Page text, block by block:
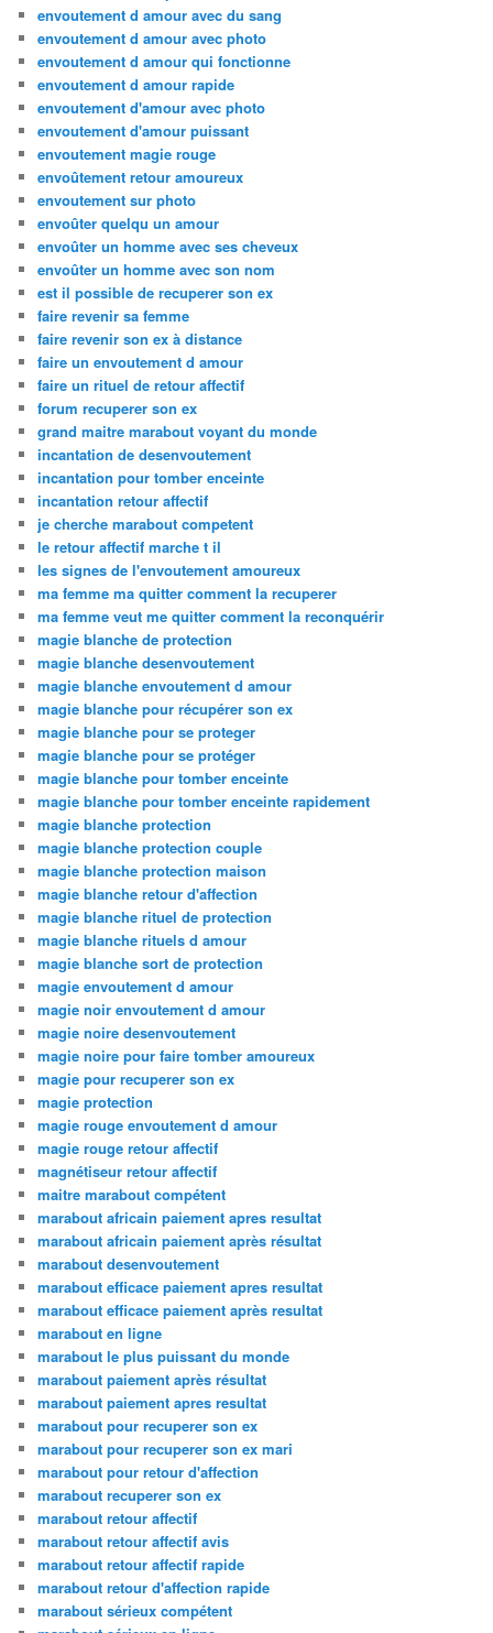
envoutement d amour avec du sang
envoutement d amour avec photo
envoutement d amour qui fonctionne
envoutement d amour rapide
envoutement d'amour avec photo
envoutement d'amour puissant
envoutement magie rouge
envoûtement retour amoureux
envoutement sur photo
envoûter quelqu un amour
envoûter un homme avec ses cheveux
envoûter un homme avec son nom
est il possible de recuperer son ex
faire revenir sa femme
faire revenir son ex à distance
faire un envoutement d amour
faire un rituel de retour affectif
forum recuperer son ex
grand maitre marabout voyant du monde
incantation de desenvoutement
incantation pour tomber enceinte
incantation retour affectif
je cherche marabout competent
le retour affectif marche t il
les signes de l'envoutement amoureux
ma femme ma quitter comment la recuperer
ma femme veut me quitter comment la reconquérir
magie blanche de protection
magie blanche desenvoutement
magie blanche envoutement d amour
magie blanche pour récupérer son ex
magie blanche pour se proteger
magie blanche pour se protéger
magie blanche pour tomber enceinte
magie blanche pour tomber enceinte rapidement
magie blanche protection
magie blanche protection couple
magie blanche protection maison
magie blanche retour d'affection
magie blanche rituel de protection
magie blanche rituels d amour
magie blanche sort de protection
magie envoutement d amour
magie noir envoutement d amour
magie noire desenvoutement
magie noire pour faire tomber amoureux
magie pour recuperer son ex
magie protection
magie rouge envoutement d amour
magie rouge retour affectif
magnétiseur retour affectif
maitre marabout compétent
marabout africain paiement apres resultat
marabout africain paiement après résultat
marabout desenvoutement
marabout efficace paiement apres resultat
marabout efficace paiement après resultat
marabout en ligne
marabout le plus puissant du monde
marabout paiement après résultat
marabout paiement apres resultat
marabout pour recuperer son ex
marabout pour recuperer son ex mari
marabout pour retour d'affection
marabout recuperer son ex
marabout retour affectif
marabout retour affectif avis
marabout retour affectif rapide
marabout retour d'affection rapide
marabout sérieux compétent